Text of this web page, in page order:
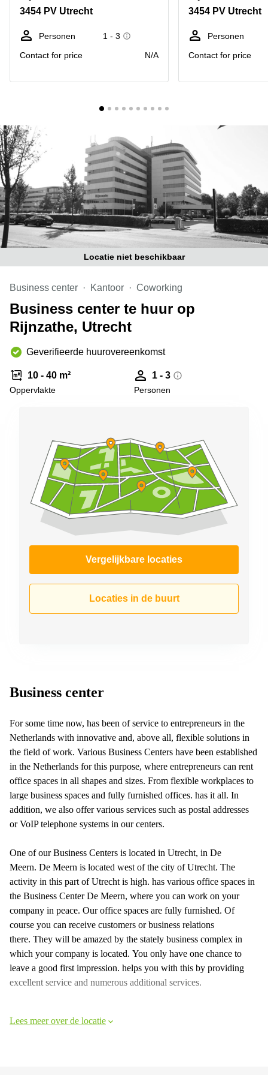
Hengelo
Hilversum
Hoofddorp
Tilburg
Zwolle
Amsterdam
Westpoort
Reeuwijk
Business
Arnhem
Business
center
Hilversum
Business
center
Den
Haag
Coworking
space
Breda
Coworking
in Arnhem
Coworking
Hilversum
Coworking
space
Zwolle
Kantoor
Hengelo
Bedrijfsruimte
Huren in
Nijmegen
3454 PV Utrecht
Personen
1 - 3
Contact for price
N/A
3454 PV Utrecht
Personen
Contact for price
Locatie niet beschikbaar
Business center Kantoor Coworking
Business center te huur op
Rijnzathe, Utrecht
Geverifieerde huurovereenkomst
10 - 40 m²
Oppervlakte
1 - 3
Personen
Vergelijkbare locaties
Locaties in de buurt
Business center
For some time now, has been of service to entrepreneurs in the
Netherlands with innovative and, above all, flexible solutions in
the field of work. Various Business Centers have been established
in the Netherlands for this purpose, where entrepreneurs can rent
office spaces in all shapes and sizes. From flexible workplaces to
large business spaces and fully furnished offices. has it all. In
addition, we also offer various services such as postal addresses
or VoIP telephone systems in our centers.
One of our Business Centers is located in Utrecht, in De
Meern. De Meern is located west of the city of Utrecht. The
activity in this part of Utrecht is high. has various office spaces in
the Business Center De Meern, where you can work on your
company in peace. Our office spaces are fully furnished. Of
course you can receive customers or business relations
there. They will be amazed by the stately business complex in
which your company is located. You only have one chance to
leave a good first impression. helps you with this by providing
excellent service and numerous additional services.
Lees meer over de locatie